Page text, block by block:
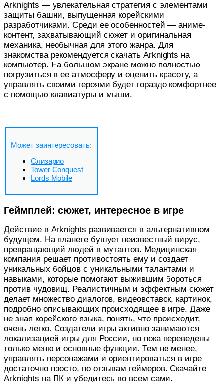
Arknights — увлекательная стратегия с элементами
защиты башни, выпущенная корейскими
разработчиками. Среди ее особенностей — аниме-
контент, захватывающий сюжет и оригинальная
механика, необычная для этого жанра. Для
знакомства рекомендуется скачать Arknights на
компьютер. На большом экране можно полностью
погрузиться в ее атмосферу и оценить красоту, а
управлять своими героями будет гораздо комфортнее
с помощью клавиатуры и мыши.
Может заинтересовать:
Слизарио
Tower Conquest
Lords Mobile
Геймплей: сюжет, интересное в игре
Действие в Arknights развивается в альтернативном
будущем. На планете бушует неизвестный вирус,
превращающий людей в мутантов. Медицинская
компания решает противостоять ему и создает
уникальных бойцов с уникальными талантами и
навыками, которые помогают выжившим бороться
против чудовищ. Реалистичным и эффектным сюжет
делает множество диалогов, видеовставок, картинок,
подробно описывающих происходящее в игре. Даже
не зная корейского языка, понять, что происходит,
очень легко. Создатели игры активно занимаются
локализацией игры для России, но пока переведены
только меню и основные функции. Тем не менее,
управлять персонажами и ориентироваться в игре
достаточно просто, по отзывам геймеров. Скачайте
Arknights на ПК и убедитесь во всем сами.